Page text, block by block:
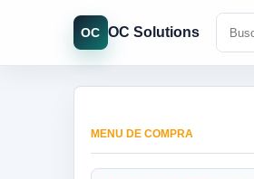
OC OC Solutions
MENU DE COMPRA